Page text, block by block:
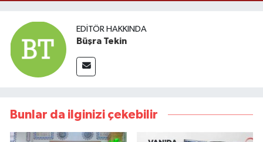
EDITÖR HAKKINDA
Büşra Tekin
Bunlar da ilginizi çekebilir